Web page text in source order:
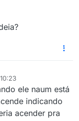
ele naum está
indicando
acender pra